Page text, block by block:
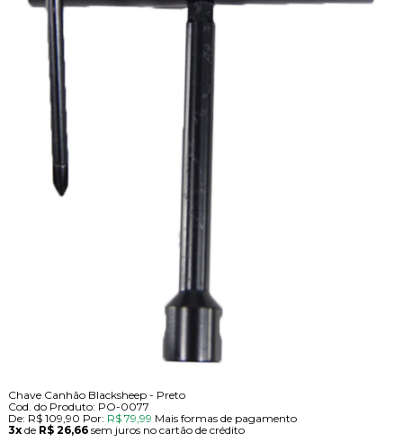
Chave Canhão Blacksheep - Preto
Cod. do Produto: PO-0077
De: R$ 109,90 Por: R$ 79,99 Mais formas de pagamento
3xde R$ 26,66 sem juros no cartão de crédito